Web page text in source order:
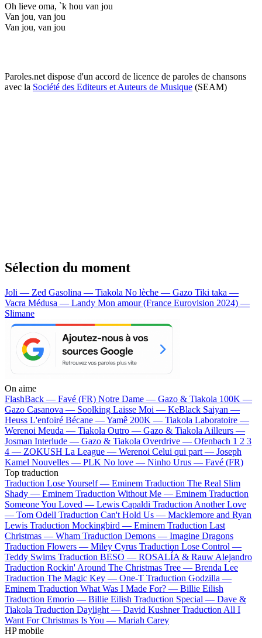
Oh lieve oma, `k hou van jou
Van jou, van jou
Van jou, van jou
Paroles.net dispose d'un accord de licence de paroles de chansons
avec la Société des Editeurs et Auteurs de Musique (SEAM)
Sélection du moment
Joli — Zed Gasolina — Tiakola No lèche — Gazo Tiki taka —
Vacra Médusa — Landy Mon amour (France Eurovision 2024) —
Slimane
On aime
FlashBack — Favé (FR) Notre Dame — Gazo & Tiakola 100K —
Gazo Casanova — Soolking Laisse Moi — KeBlack Saiyan —
Heuss L'enfoiré Bécane —Yamê 200K — Tiakola Laboratoire —
Werenoi Meuda — Tiakola Outro — Gazo & Tiakola Ailleurs —
Josman Interlude — Gazo & Tiakola Overdrive — Ofenbach 1 2 3
4 — ZOKUSH La League — Werenoi Celui qui part — Joseph
Kamel Nouvelles — PLK No love — Ninho Urus — Favé (FR)
Top traduction
Traduction Lose Yourself — Eminem Traduction The Real Slim
Shady — Eminem Traduction Without Me — Eminem Traduction
Someone You Loved — Lewis Capaldi Traduction Another Love
— Tom Odell Traduction Can't Hold Us — Macklemore and Ryan
Lewis Traduction Mockingbird — Eminem Traduction Last
Christmas — Wham Traduction Demons — Imagine Dragons
Traduction Flowers — Miley Cyrus Traduction Lose Control —
Teddy Swims Traduction BESO — ROSALÍA & Rauw Alejandro
Traduction Rockin' Around The Christmas Tree — Brenda Lee
Traduction The Magic Key — One-T Traduction Godzilla —
Eminem Traduction What Was I Made For? — Billie Eilish
Traduction Emorio — Billie Eilish Traduction Special — Dave &
Tiakola Traduction Daylight — David Kushner Traduction All I
Want For Christmas Is You — Mariah Carey
HP mobile